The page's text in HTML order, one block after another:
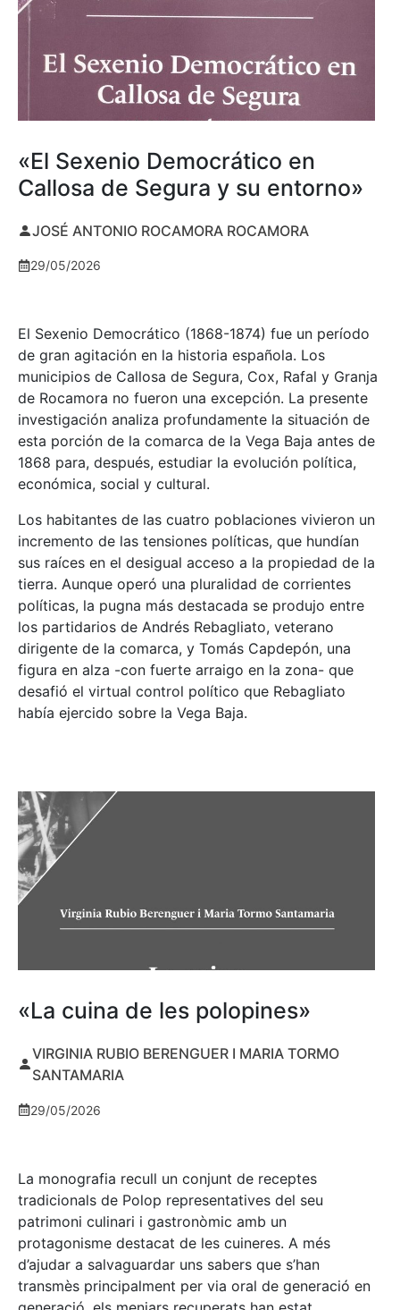
«El Sexenio Democrático en
Callosa de Segura y su entorno»
JOSÉ ANTONIO ROCAMORA ROCAMORA
29/05/2026
El Sexenio Democrático (1868-1874) fue un período
de gran agitación en la historia española. Los
municipios de Callosa de Segura, Cox, Rafal y Granja
de Rocamora no fueron una excepción. La presente
investigación analiza profundamente la situación de
esta porción de la comarca de la Vega Baja antes de
1868 para, después, estudiar la evolución política,
económica, social y cultural.
Los habitantes de las cuatro poblaciones vivieron un
incremento de las tensiones políticas, que hundían
sus raíces en el desigual acceso a la propiedad de la
tierra. Aunque operó una pluralidad de corrientes
políticas, la pugna más destacada se produjo entre
los partidarios de Andrés Rebagliato, veterano
dirigente de la comarca, y Tomás Capdepón, una
figura en alza -con fuerte arraigo en la zona- que
desafió el virtual control político que Rebagliato
había ejercido sobre la Vega Baja.
«La cuina de les polopines»
VIRGINIA RUBIO BERENGUER I MARIA TORMO
SANTAMARIA
29/05/2026
La monografia recull un conjunt de receptes
tradicionals de Polop representatives del seu
patrimoni culinari i gastronòmic amb un
protagonisme destacat de les cuineres. A més
d’ajudar a salvaguardar uns sabers que s’han
transmès principalment per via oral de generació en